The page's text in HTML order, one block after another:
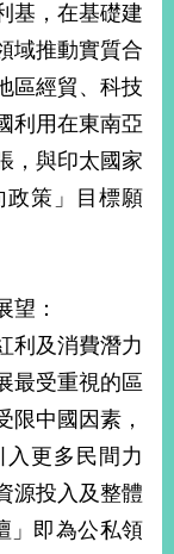
基，在基礎建
域推動實質合
區經貿、科技
利用在東南亞
，與印太國家
政策」目標願
望：
利及消費潛力
最受重視的區
限中國因素，
更多民間力
源投入及整體
」即為公私領